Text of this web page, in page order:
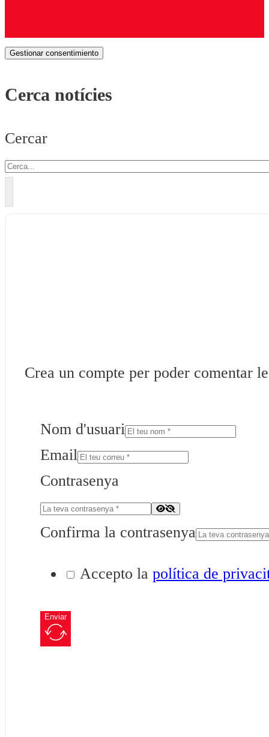
Gestionar consentimiento
Cerca notícies
Cercar
Crea un compte per poder comentar
Nom d'usuari
Email
Contrasenya
Confirma la contrasenya
Accepto la política de
Enviar